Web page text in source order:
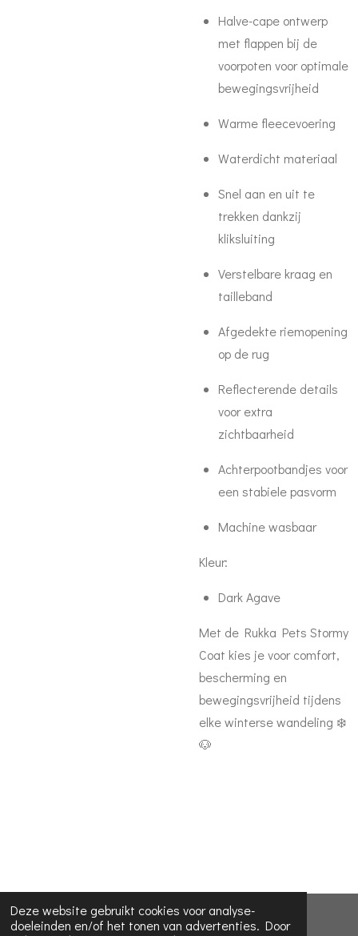
Deze website gebruikt cookies voor analyse-
doeleinden en/of het tonen van advertenties. Door
Halve-cape ontwerp
met flappen bij de
voorpoten voor optimale
bewegingsvrijheid
Warme fleecevoering
Waterdicht materiaal
Snel aan en uit te
trekken dankzij
kliksluiting
Verstelbare kraag en
tailleband
Afgedekte riemopening
op de rug
Reflecterende details
voor extra
zichtbaarheid
Achterpootbandjes voor
een stabiele pasvorm
Machine wasbaar
Kleur:
Dark Agave
Met de Rukka Pets Stormy
Coat kies je voor comfort,
bescherming en
bewegingsvrijheid tijdens
elke winterse wandeling ❄️
🐶
© 2023 - 2026 Koira dog collars